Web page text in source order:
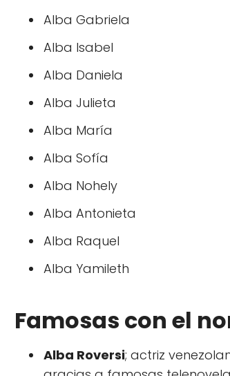
Alba Gabriela
Alba Isabel
Alba Daniela
Alba Julieta
Alba María
Alba Sofía
Alba Nohely
Alba Antonieta
Alba Raquel
Alba Yamileth
Famosas con el
Alba Roversi; actriz